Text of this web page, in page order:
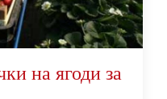
на ягоди за